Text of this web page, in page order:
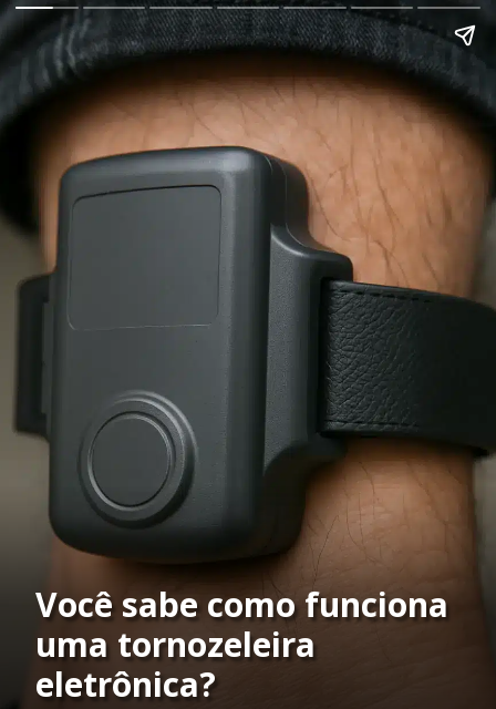
Você sabe como funciona
uma tornozeleira
eletrônica?